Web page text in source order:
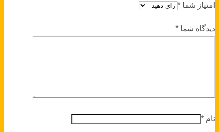
امتیاز شما *
دیدگاه شما *
نام *